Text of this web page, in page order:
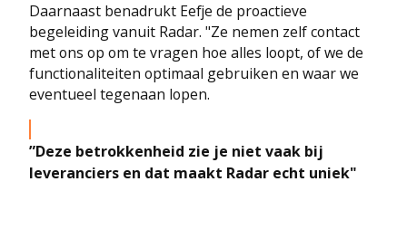
Daarnaast benadrukt Eefje de proactieve
begeleiding vanuit Radar. "Ze nemen zelf contact
met ons op om te vragen hoe alles loopt, of we de
functionaliteiten optimaal gebruiken en waar we
eventueel tegenaan lopen.
”Deze betrokkenheid zie je niet vaak bij
leveranciers en dat maakt Radar echt uniek"